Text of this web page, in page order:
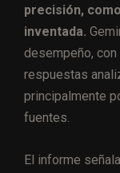
precisión,
inventada.
desempeño,
respuestas
principalmente
fuentes.
El informe